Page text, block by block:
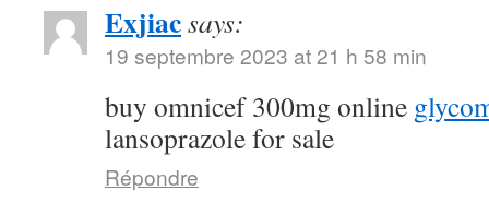
Exjiacsays:
19 septembre 2023 at 21 h 58 min
buy omnicef 300mg online
lansoprazole for sale
Répondre